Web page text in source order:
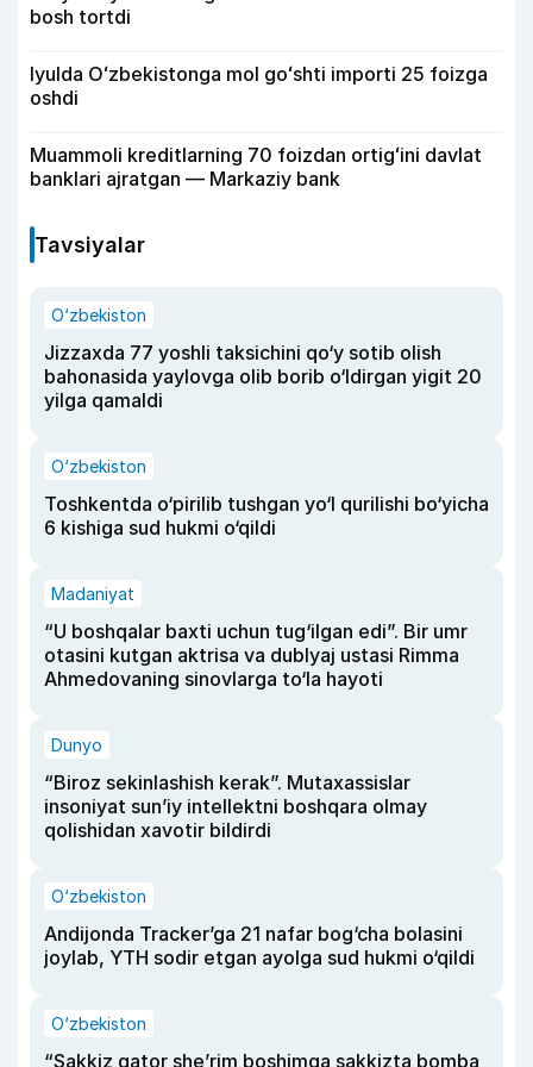
bosh tortdi
Iyulda Oʻzbekistonga mol goʻshti importi 25 foizga
oshdi
Muammoli kreditlarning 70 foizdan ortigʻini davlat
banklari ajratgan — Markaziy bank
Tavsiyalar
O‘zbekiston
Jizzaxda 77 yoshli taksichini qo‘y sotib olish
bahonasida yaylovga olib borib o‘ldirgan yigit 20
yilga qamaldi
O‘zbekiston
Toshkentda o‘pirilib tushgan yo‘l qurilishi bo‘yicha
6 kishiga sud hukmi o‘qildi
Madaniyat
“U boshqalar baxti uchun tug‘ilgan edi”. Bir umr
otasini kutgan aktrisa va dublyaj ustasi Rimma
Ahmedovaning sinovlarga to‘la hayoti
Dunyo
“Biroz sekinlashish kerak”. Mutaxassislar
insoniyat sun’iy intellektni boshqara olmay
qolishidan xavotir bildirdi
O‘zbekiston
Andijonda Tracker’ga 21 nafar bog‘cha bolasini
joylab, YTH sodir etgan ayolga sud hukmi o‘qildi
O‘zbekiston
“Sakkiz qator she’rim boshimga sakkizta bomba